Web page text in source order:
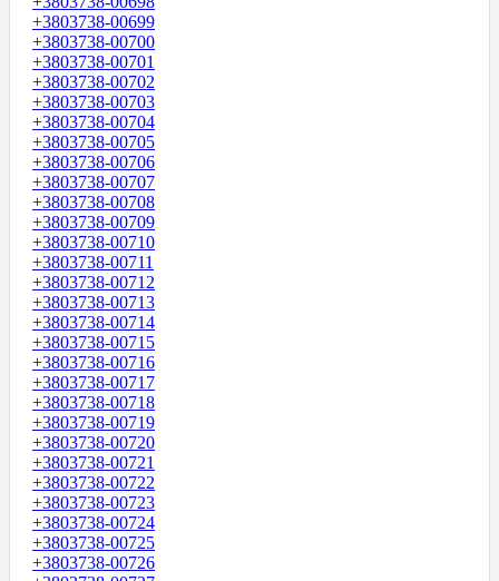
+3803738-00699
+3803738-00700
+3803738-00701
+3803738-00702
+3803738-00703
+3803738-00704
+3803738-00705
+3803738-00706
+3803738-00707
+3803738-00708
+3803738-00709
+3803738-00710
+3803738-00711
+3803738-00712
+3803738-00713
+3803738-00714
+3803738-00715
+3803738-00716
+3803738-00717
+3803738-00718
+3803738-00719
+3803738-00720
+3803738-00721
+3803738-00722
+3803738-00723
+3803738-00724
+3803738-00725
+3803738-00726